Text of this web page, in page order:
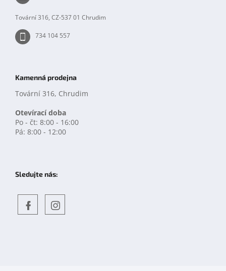
Tovární 316, CZ-537 01 Chrudim
734 104 557
Kamenná prodejna
Tovární 316, Chrudim
Otevírací doba
Po - čt: 8:00 - 16:00
Pá: 8:00 - 12:00
Sledujte nás: